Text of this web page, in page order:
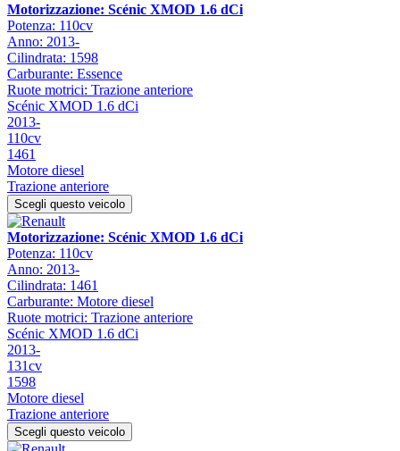
Motorizzazione: Scénic XMOD 1.6 dCi
Potenza: 110cv
Anno: 2013-
Cilindrata: 1598
Carburante: Essence
Ruote motrici: Trazione anteriore
Scénic XMOD 1.6 dCi
2013-
110cv
1461
Motore diesel
Trazione anteriore
Scegli questo veicolo
Motorizzazione: Scénic XMOD 1.6 dCi
Potenza: 110cv
Anno: 2013-
Cilindrata: 1461
Carburante: Motore diesel
Ruote motrici: Trazione anteriore
Scénic XMOD 1.6 dCi
2013-
131cv
1598
Motore diesel
Trazione anteriore
Scegli questo veicolo